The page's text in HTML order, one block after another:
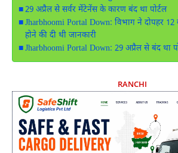
29 अप्रैल से सर्वर मेंटेनेंस के कारण बंद था पोर्टल
Jharbhoomi Portal Down: विभाग ने दोपहर
होने की दी थी जानकारी
Jharbhoomi Portal Down: 29 अप्रैल से बंद था
RANCHI